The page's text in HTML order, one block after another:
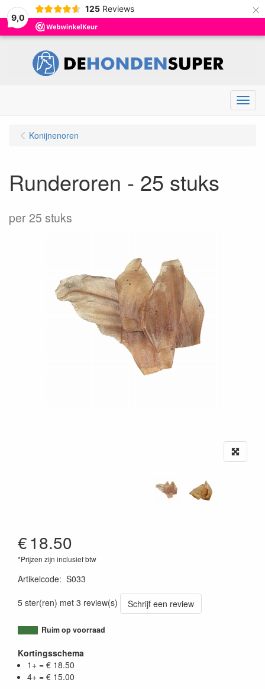
9,0
125 Reviews ×
Menu
Konijnenoren
Runderoren - 25 stuks
per 25 stuks
€18.50
*Prijzen zijn inclusief btw
Artikelcode: S033
5 ster(ren) met 3 review(s)
Schrijf een review
Ruim op voorraad
Kortingsschema
1+ = € 18.50
4+ = € 15.00